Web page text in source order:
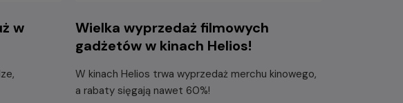
w
Wielka wyprzedaż filmowych
gadżetów w kinach Helios!
W kinach Helios trwa wyprzedaż merchu kinowego,
a rabaty sięgają nawet 60%!